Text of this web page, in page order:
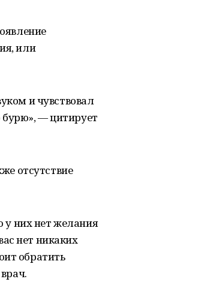
или
и чувствовал
бурю», — цитирует
отсутствие
у них нет желания
нет никаких
обратить